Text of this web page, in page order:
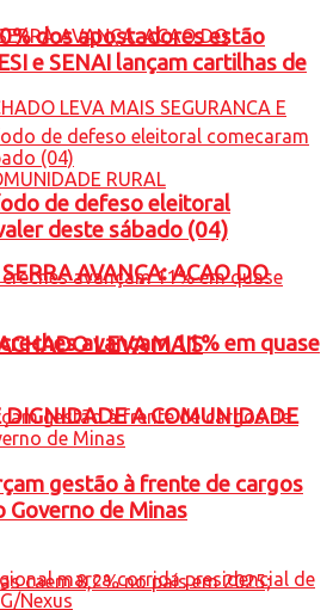
AVANÇA: ACAO DO
LEVA MAIS
DIGNIDADE A COMUNIDADE
dos apostadores estão
e SENAI lançam cartilhas de
de defeso eleitoral
deste sábado (04)
avançam 11% em quase
gestão à frente de cargos
Governo de Minas